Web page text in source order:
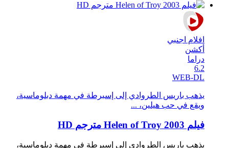
افلام اجنبي
أكشن
دراما
6.2
WEB-DL
يذهب باريس الطروادي إلى إسبرطة في مهمة دبلوماسية،
ويقع في حب هيلين، ...
فيلم Helen of Troy 2003 مترجم HD
يذهب باريس الطروادي إلى إسبرطة في مهمة دبلوماسية،